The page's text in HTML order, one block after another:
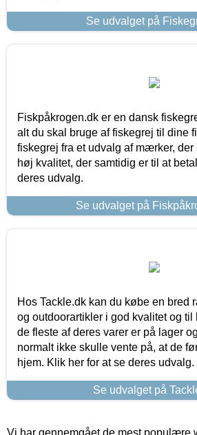
Se udvalget på
Fiskpåkrogen.dk er en dansk
alt du skal bruge af fiskegrej til dine
fiskegrej fra et udvalg af mærker, der
høj kvalitet, der samtidig er til at
deres udvalg.
Se udvalget på
Hos Tackle.dk kan du købe en bred
og outdoorartikler i god kvalitet og til
de fleste af deres varer er på lager
normalt ikke skulle vente på, at de
hjem. Klik her for at se deres udvalg.
Se udvalget på
Vi har gennemgået de mest populære